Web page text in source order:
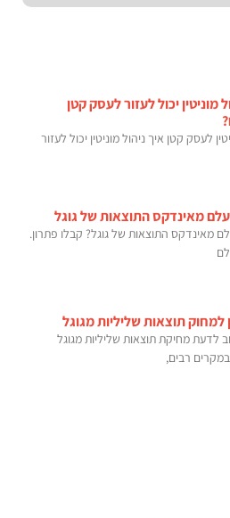
מוניטין יכול לעזור לעסק קטן
לעסק קטן איך ניהול מוניטין יכול לעזור
מאינדקס התוצאות של גוגל
מאינדקס התוצאות של גוגל? קבלו פתרון.
למחוק תוצאות שליליות מגוגל
לדעת מחיקת תוצאות שליליות מגוגל
רבים,